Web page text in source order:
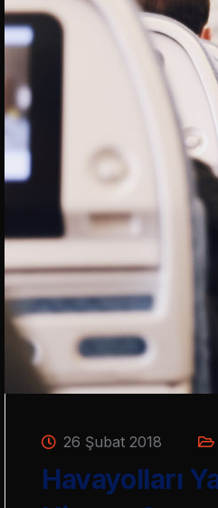
26 Şubat 2018
Havayolları